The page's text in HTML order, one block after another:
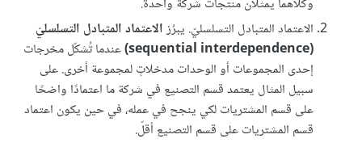
وكلاهما يمثّلان منتجات شركة واحدة.
الاعتماد المتبادل التسلسليّ. يبرُزالاعتماد المتبادل التسلسليّ
(sequential interdependence)
عندما تُشكّل مخرجات
إحدى المجموعات أو الوحدات مدخلاتٍ لمجموعة أخرى. على
سبيل المثال يعتمد قسم التصنيع في شركة ما اعتمادًا واضحًا
على قسم المشتريات لكي ينجح في عمله، في حين يكون اعتماد
قسم المشتريات على قسم التصنيع أقلّ.